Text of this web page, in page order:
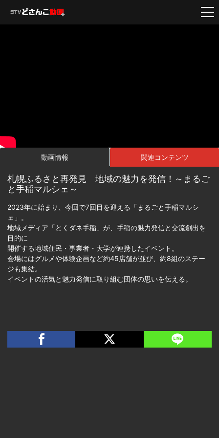
動画情報 関連コンテンツ
札幌ふるさと再発見 地域の魅力を発信！～まるご
と手稲マルシェ～
2023年に始まり、今回で7回目を迎える「まるごと手稲マルシ
ェ」。
地域メディア「とくダネ手稲」が、手稲の魅力発信と交流創出を
目的に
開催する地域住民・事業者・大学が連携したイベント。
会場にはグルメや体験企画など約45店舗が並び、約8組のステー
ジも集結。
イベントの活気と魅力発信に取り組む団体の思いを伝える。